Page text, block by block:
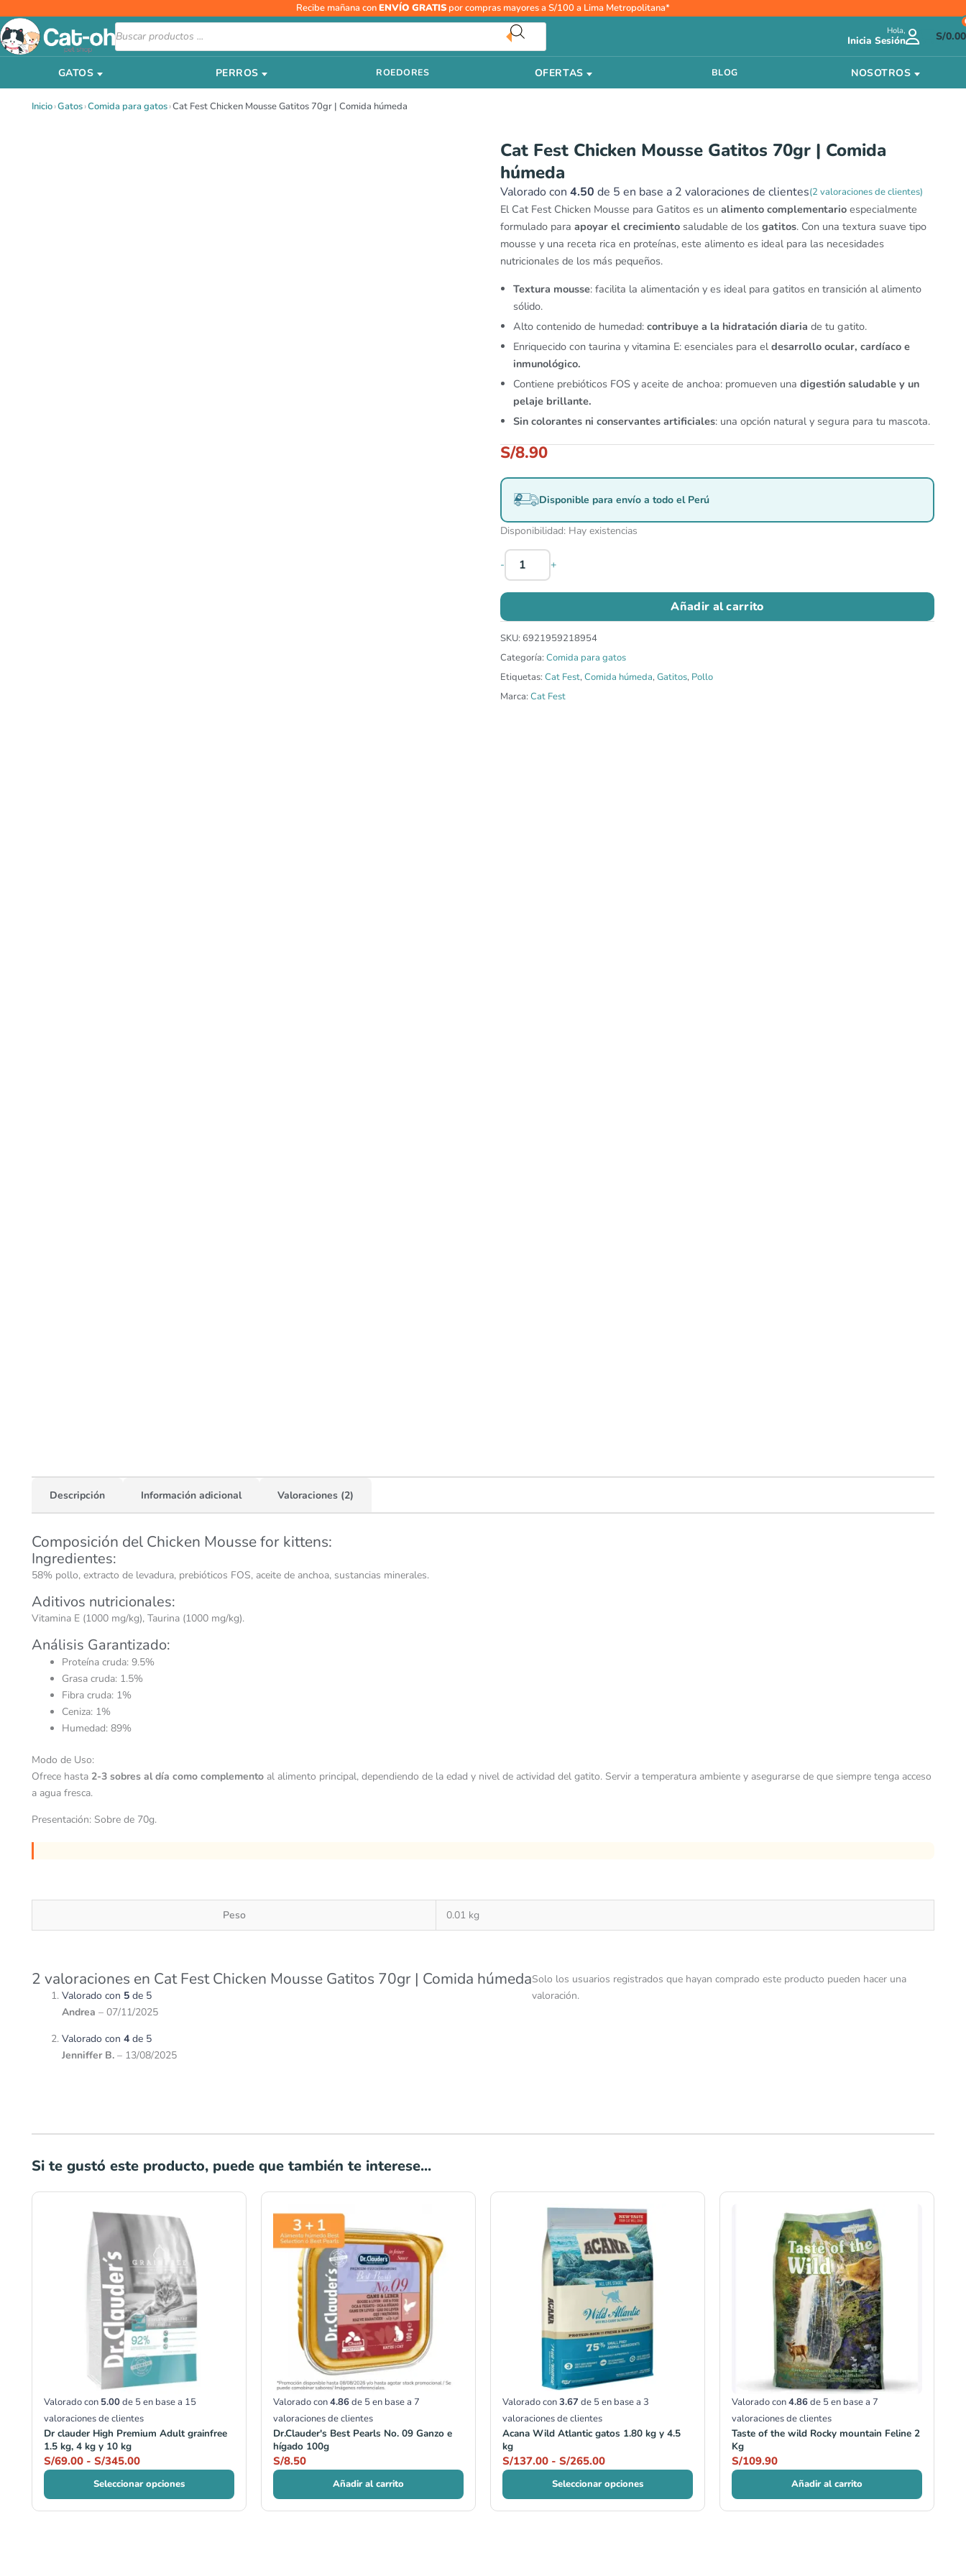
al
contenido
Recibe mañana conENVÍO GRATIS por compras mayores a S/100 a Lima Metropolitana*
Búsqueda
de
productos
Hola,
Inicia Sesión S/0.00
GATOS PERROS ROEDORES OFERTAS BLOG NOSOTROS
Inicio›Gatos›Comida para gatos›Cat Fest Chicken Mousse Gatitos 70gr | Comida húmeda
Cat Fest Chicken Mousse Gatitos 70gr | Comida
húmeda
Valorado con 4.50 de 5 en base a 2 valoraciones de clientes(2 valoraciones de clientes)
El Cat Fest Chicken Mousse para Gatitos es un alimento complementario especialmente
formulado para apoyar el crecimiento saludable de los gatitos. Con una textura suave tipo
mousse y una receta rica en proteínas, este alimento es ideal para las necesidades
nutricionales de los más pequeños.
Textura mousse: facilita la alimentación y es ideal para gatitos en transición al alimento
sólido.
Alto contenido de humedad: contribuye a la hidratación diaria de tu gatito.
Enriquecido con taurina y vitamina E: esenciales para eldesarrollo ocular, cardíaco e
inmunológico.
Contiene prebióticos FOS y aceite de anchoa: promueven una digestión saludable y un
pelaje brillante.
Sin colorantes ni conservantes artificiales: una opción natural y segura para tu mascota.
S/8.90
Disponible para envío a todo el Perú
Disponibilidad: Hay existencias
-
Cat
Fest
Chicken
Mousse
70gr
húmeda
cantidad
+
Añadir al carrito
SKU: 6921959218954
Categoría: Comida para gatos
Etiquetas: Cat Fest,Comida húmeda,Gatitos, Pollo
Marca: Cat Fest
Descripción Información adicional Valoraciones (2)
Composición del Chicken Mousse for kittens:
Ingredientes:
58% pollo, extracto de levadura, prebióticos FOS, aceite de anchoa, sustancias minerales.
Aditivos nutricionales:
Vitamina E (1000 mg/kg), Taurina (1000 mg/kg).
Análisis Garantizado:
Proteína cruda: 9.5%
Grasa cruda: 1.5%
Fibra cruda: 1%
Ceniza: 1%
Humedad: 89%
Modo de Uso:
Ofrece hasta 2-3 sobres al día como complemento al alimento principal, dependiendo de la edad y nivel de actividad del gatito. Servir a temperatura ambiente y asegurarse de que siempre tenga acceso
a agua fresca.
Presentación: Sobre de 70g.
Peso 0.01 kg
2 valoraciones en Cat Fest Chicken Mousse Gatitos 70gr | Comida húmeda
Valorado con 5 de 5
Andrea – 07/11/2025
Valorado con 4 de 5
Jenniffer B. – 13/08/2025
Solo los usuarios registrados que hayan comprado este producto pueden hacer una
valoración.
Si te gustó este producto, puede que también te interese...
Valorado con 5.00de 5 en base a 15
valoraciones de clientes
Dr clauder High Premium Adult grainfree
1.5 kg, 4 kg y 10 kg
S/69.00 - S/345.00
de
precios:
desde
S/69.00
hasta
S/345.00
Seleccionar opciones
Valorado con4.86de 5 en base a 7
valoraciones de clientes
Dr.Clauder's Best Pearls No. 09 Ganzo e
hígado 100g
S/8.50
Añadir al carrito
Valorado con3.67 de 5 en base a 3
valoraciones de clientes
Acana Wild Atlantic gatos 1.80 kg y 4.5
kg
S/137.00 - S/265.00
de
precios:
desde
S/137.00
hasta
S/265.00
Seleccionar opciones
Valorado con4.86de 5 en base a 7
valoraciones de clientes
Taste of the wild Rocky mountain Feline 2
Kg
S/109.90
Añadir al carrito